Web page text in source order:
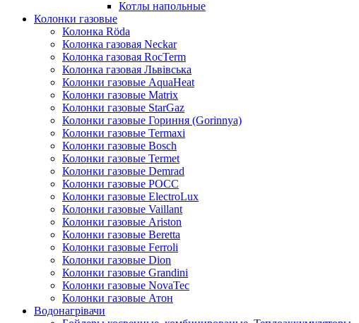
Котлы напольные
Колонки газовые
Колонка Rӧda
Колонка газовая Neckar
Колонка газовая RocTerm
Колонка газовая Львiвська
Колонки газовые AquaHeat
Колонки газовые Matrix
Колонки газовые StarGaz
Колонки газовые Гориння (Gorinnya)
Колонки газовые Termaxi
Колонки газовые Bosch
Колонки газовые Termet
Колонки газовые Demrad
Колонки газовые РОСС
Колонки газовые ElectroLux
Колонки газовые Vaillant
Колонки газовые Ariston
Колонки газовые Beretta
Колонки газовые Ferroli
Колонки газовые Dion
Колонки газовые Grandini
Колонки газовые NovaTec
Колонки газовые Атон
Водонагрівачи